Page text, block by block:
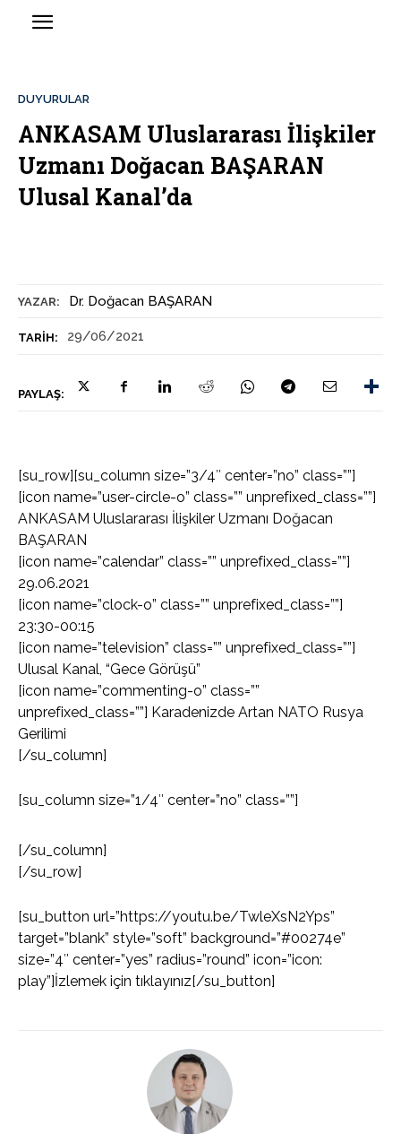
YAZAR: Dr. Doğacan BAŞARAN
TARIH: 29/06/2021
PAYLAŞ:
DUYURULAR
ANKASAM Uluslararası İlişkiler
Uzmanı Doğacan BAŞARAN
Ulusal Kanal’da
[su_row][su_column size=”3/4″ center=”no” class=””]
[icon name=”user-circle-o” class=”” unprefixed_class=””]
ANKASAM Uluslararası İlişkiler Uzmanı Doğacan
BAŞARAN
[icon name=”calendar” class=”” unprefixed_class=””]
29.06.2021
[icon name=”clock-o” class=”” unprefixed_class=””]
23:30-00:15
[icon name=”television” class=”” unprefixed_class=””]
Ulusal Kanal, “Gece Görüşü”
[icon name=”commenting-o” class=””
unprefixed_class=””] Karadenizde Artan NATO Rusya
Gerilimi
[/su_column]
[su_column size=”1/4″ center=”no” class=””]
[/su_column]
[/su_row]
[su_button url=”https://youtu.be/TwleXsN2Yps”
target=”blank” style=”soft” background=”#00274e”
size=”4″ center=”yes” radius=”round” icon=”icon:
play”]İzlemek için tıklayınız[/su_button]